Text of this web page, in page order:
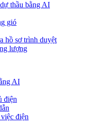
thầu bằng AI
gió
hồ sơ trình duyệt
lượng
AI
điện
điện